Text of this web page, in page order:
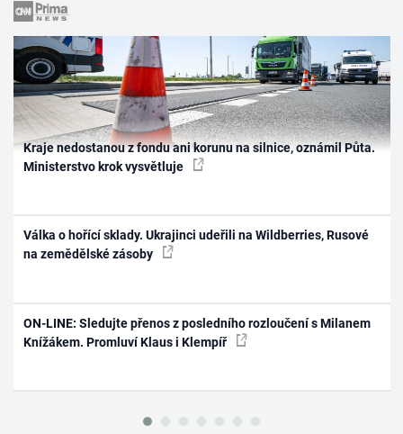
Kraje nedostanou z fondu ani korunu na silnice, oznámil Půta.
Ministerstvo krok vysvětluje
Válka o hořící sklady. Ukrajinci udeřili na Wildberries, Rusové
na zemědělské zásoby
ON-LINE: Sledujte přenos z posledního rozloučení s Milanem
Knížákem. Promluví Klaus i Klempíř